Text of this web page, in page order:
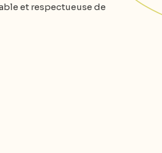
et respectueuse de